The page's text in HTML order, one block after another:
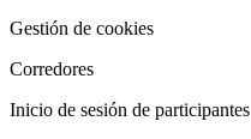
Gestión de cookies
Corredores
Inicio de sesión de participantes